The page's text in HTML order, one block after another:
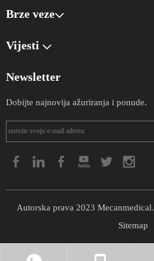
Brze veze​​​​​​
Vijesti
Newsletter
Dobijte najnovija ažuriranja i ponude.
Autorska prava 2023
Sitemap